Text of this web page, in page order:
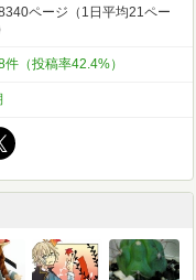
ページ（1日平均21ペー
件（投稿率42.4%）